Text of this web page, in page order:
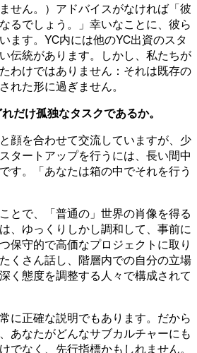
せん。）アドバイスがなければ「彼
るでしょう。」幸いなことに、彼ら
ます。YC内には他のYC出資のスタ
伝統があります。しかし、私たちが
わけではありません：それは既存の
れた形に過ぎません。
だけ孤独なタスクであるか。
顔を合わせて交流していますが、少
タートアップを行うには、長い間中
す。「あなたは箱の中でそれを行う
とで、「普通の」世界の肖像を得る
、ゆっくりしかし調和して、事前に
保守的で高価なプロジェクトに取り
くさん話し、階層内での自分の立場
く態度を調整する人々で構成されて
に正確な説明でもあります。だから
あなたがどんなサブカルチャーにも
でなく、先行指標かもしれません。